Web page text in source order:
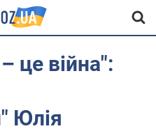
це війна":
Юлія